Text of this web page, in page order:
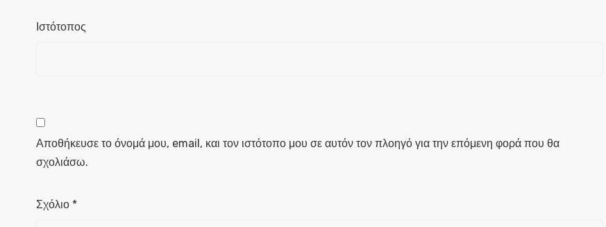
Ιστότοπος
Αποθήκευσε το όνομά μου, email, και τον ιστότοπο μου σε αυτόν τον πλοηγό για την επόμενη φορά που θα
σχολιάσω.
Σχόλιο *